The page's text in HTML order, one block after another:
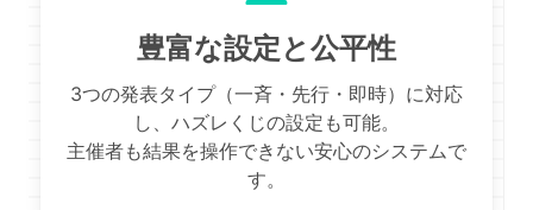
豊富な設定と公平性
3つの発表タイプ（一斉・先行・即時）に対応
し、ハズレくじの設定も可能。
主催者も結果を操作できない安心のシステムで
す。